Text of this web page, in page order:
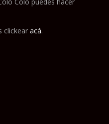
clickear acá.